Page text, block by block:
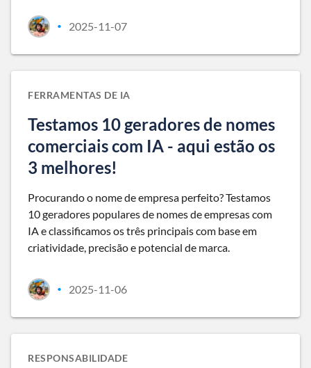
• 2025-11-07
FERRAMENTAS DE IA
Testamos 10 geradores de nomes
comerciais com IA - aqui estão os
3 melhores!
Procurando o nome de empresa perfeito? Testamos
10 geradores populares de nomes de empresas com
IA e classificamos os três principais com base em
criatividade, precisão e potencial de marca.
• 2025-11-06
RESPONSABILIDADE